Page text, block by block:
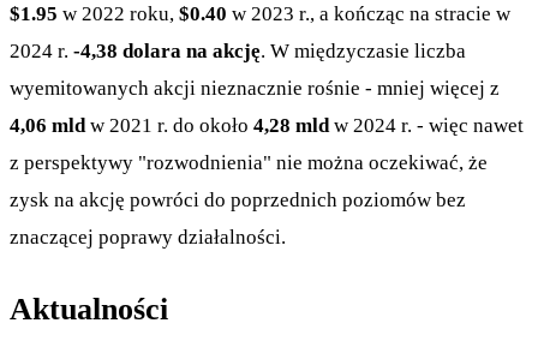
$1.95 w 2022 roku, $0.40 w 2023 r., a kończąc na stracie w
2024 r. -4,38 dolara na akcję. W międzyczasie liczba
wyemitowanych akcji nieznacznie rośnie - mniej więcej z
4,06 mld w 2021 r. do około 4,28 mld w 2024 r. - więc nawet
z perspektywy "rozwodnienia" nie można oczekiwać, że
zysk na akcję powróci do poprzednich poziomów bez
znaczącej poprawy działalności.
Aktualności